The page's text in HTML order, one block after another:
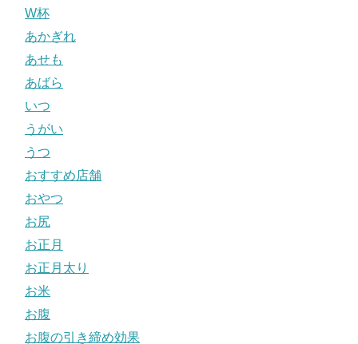
W杯
あかぎれ
あせも
あばら
いつ
うがい
うつ
おすすめ店舗
おやつ
お尻
お正月
お正月太り
お米
お腹
お腹の引き締め効果